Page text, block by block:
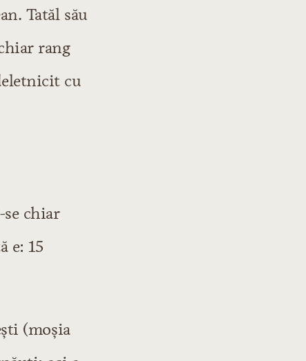
Tatăl său
rang
cu
chiar
e: 15
(moşia